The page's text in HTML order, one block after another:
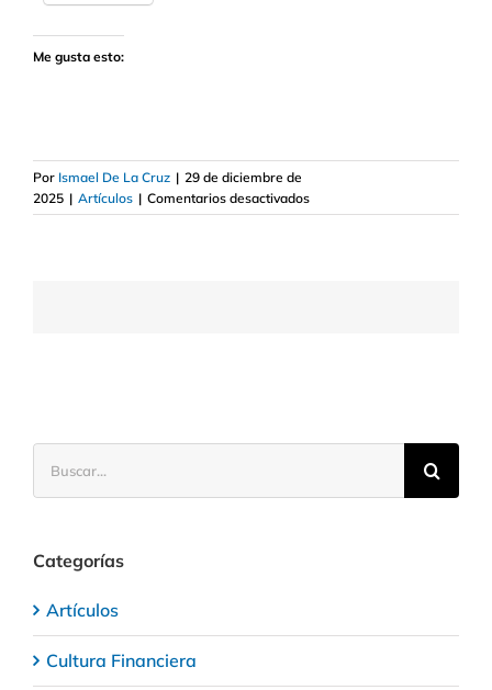
Me gusta esto:
Por Ismael De La Cruz | 29 de diciembre de
2025 | Artículos | Comentarios desactivadosen
Por
Categorías
Artículos
Cultura Financiera